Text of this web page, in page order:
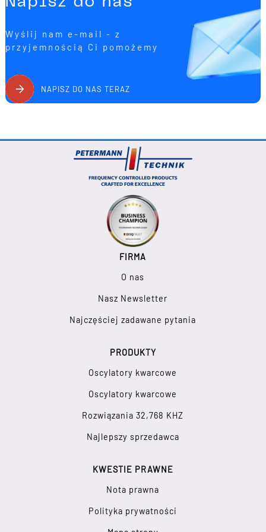
Wyślij nam e-mail - z
przyjemnością Ci pomożemy
NAPISZ DO NAS TERAZ
FIRMA
O nas
Nasz Newsletter
Najczęściej zadawane pytania
PRODUKTY
Oscylatory kwarcowe
Oscylatory kwarcowe
Rozwiązania 32,768 KHZ
Najlepszy sprzedawca
KWESTIE PRAWNE
Nota prawna
Polityka prywatności